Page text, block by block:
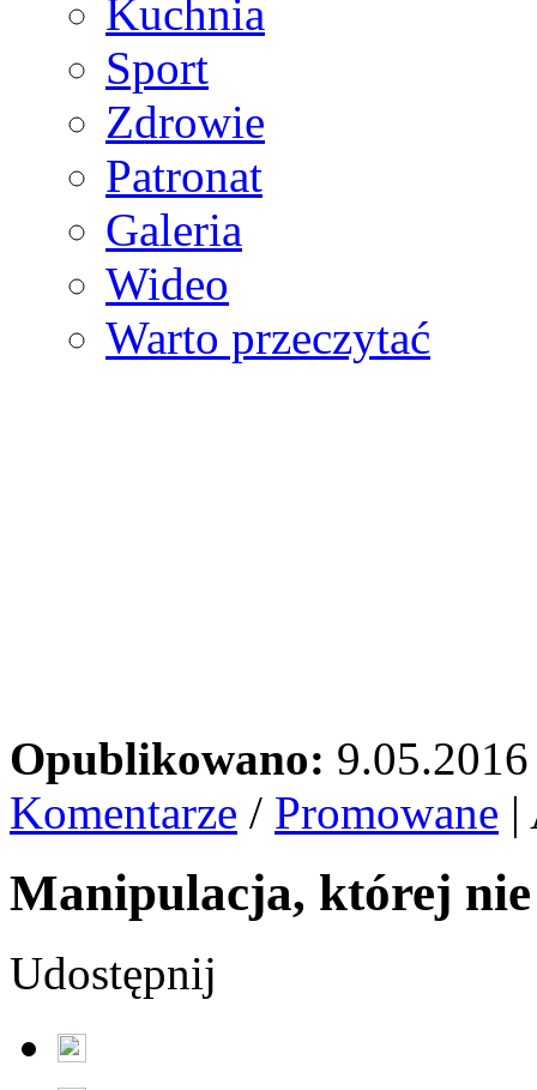
Kuchnia
Sport
Zdrowie
Patronat
Galeria
Wideo
Warto przeczytać
Opublikowano: 9.05.2016
Komentarze / Promowane |
Manipulacja, której nie
Udostępnij